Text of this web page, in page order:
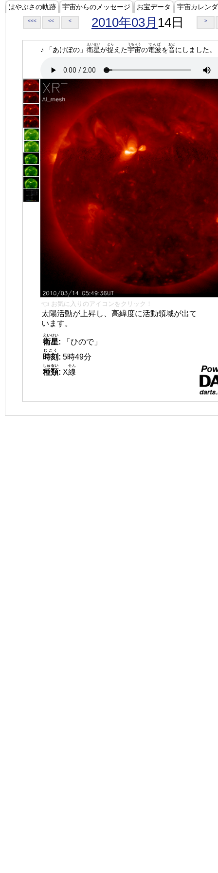
はやぶさの軌跡 宇宙からのメッセージ お宝データ 宇宙カレン
<<< << < 2010年03月 14日 >
♪ 「あけぼの」 衛星
えいせい
が捉
とら
えた宇宙
うちゅう
の電波
でんぱ
を音
おと
にしました。
👈 お気に入りのアイコンをクリック！
太陽活動が上昇し、高緯度に活動領域が出て
います。
衛星
えいせい
:
「ひので」
時刻
じこく
: 5時49分
種類
しゅるい
: X線
せん